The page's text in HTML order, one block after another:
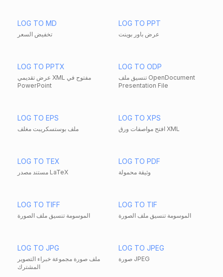
LOG TO MD
تخفيض السعر
LOG TO PPT
عرض باور بوينت
LOG TO PPTX
عرض تقديمي XML مفتوح في
PowerPoint
LOG TO ODP
تنسيق ملف OpenDocument
Presentation File
LOG TO EPS
ملف بوستسكريبت مغلف
LOG TO XPS
افتح مواصفات ورق XML
LOG TO TEX
مستند مصدر LaTeX
LOG TO PDF
وثيقة محمولة
LOG TO TIFF
الموسومة تنسيق ملف الصورة
LOG TO TIF
الموسومة تنسيق ملف الصورة
LOG TO JPG
ملف صورة مجموعة خبراء التصوير
المشترك
LOG TO JPEG
صورة JPEG